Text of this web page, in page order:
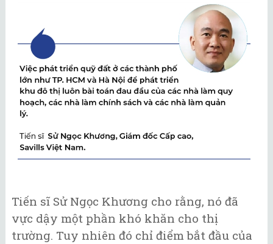
Tiến sĩ Sử Ngọc Khương cho rằng, nó đã
vực dậy một phần khó khăn cho thị
trường. Tuy nhiên đó chỉ điểm bắt đầu của